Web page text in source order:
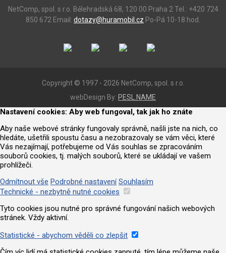
NetComp, spol. s r.o. Bělehradská 68, 120 00 Praha 2 Tel.: +420 724
850 672 Email: dotazy@huramobil.cz Po-Pá 10-18 hod.
Copyright © 1997 - 2026 NetComp, spol. s r.o.
webDesign By: PESL.NAME
Nastavení cookies: Aby web fungoval, tak jak ho znáte
Aby naše webové stránky fungovaly správně, našli jste na nich, co
hledáte, ušetřili spoustu času a nezobrazovaly se vám věci, které
Vás nezajímají, potřebujeme od Vás souhlas se zpracováním
souborů cookies, tj. malých souborů, které se ukládají ve vašem
prohlížeči.
Odmítnout vše Podrobné nastavení Souhlasím
Technické - nezbytně nutné cookies
Tyto cookies jsou nutné pro správné fungování našich webových
stránek. Vždy aktivní.
Statistické - abychom věděli co zlepšit